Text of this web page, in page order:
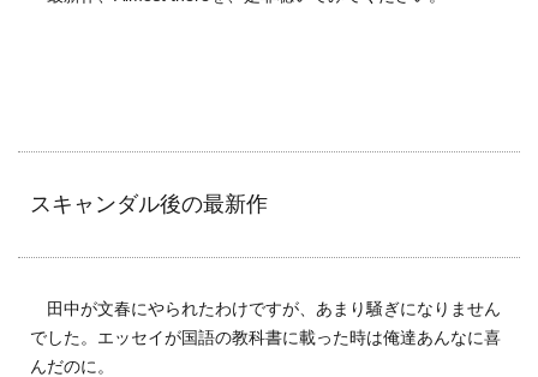
スキャンダル後の最新作
田中が文春にやられたわけですが、あまり騒ぎになりません
でした。エッセイが国語の教科書に載った時は俺達あんなに喜
んだのに。